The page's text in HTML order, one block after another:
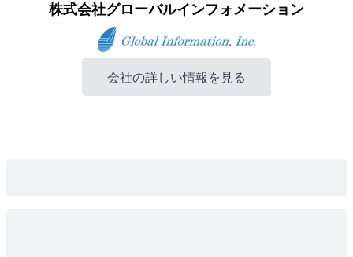
株式会社グローバルインフォメーション
会社の詳しい情報を見る